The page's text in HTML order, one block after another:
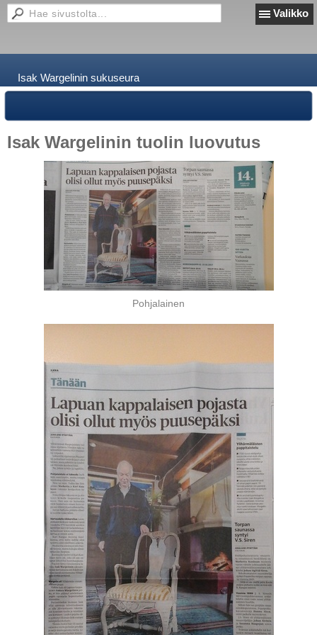
Valikko
Isak Wargelinin sukuseura
Isak Wargelinin tuolin luovutus
Pohjalainen